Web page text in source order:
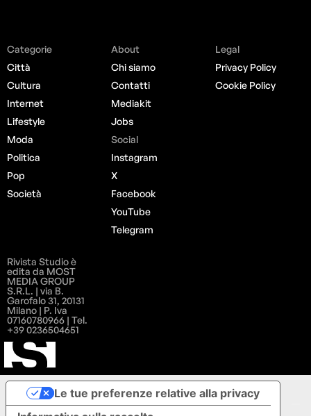
Categorie
Città
Cultura
Internet
Lifestyle
Moda
Politica
Pop
Società
About
Chi siamo
Contatti
Mediakit
Jobs
Social
Instagram
X
Facebook
YouTube
Telegram
Legal
Privacy Policy
Cookie Policy
Rivista Studio è
edita da MOST
MEDIA GROUP
S.R.L. | via B.
Garofalo 31, 20131
Milano | P. Iva
07160780966 | Tel.
+39 0236504651
Le tue preferenze relative alla privacy